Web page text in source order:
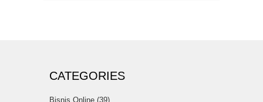
CATEGORIES
Bisnis Online (39)